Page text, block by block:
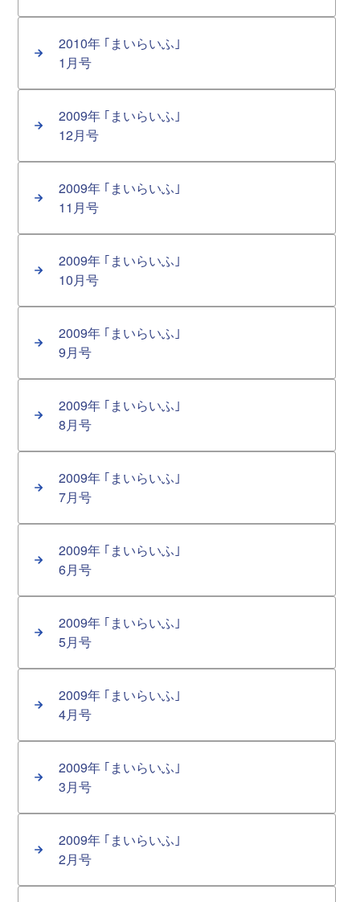
2010年 ｢まいらいふ｣
1月号
2009年 ｢まいらいふ｣
12月号
2009年 ｢まいらいふ｣
11月号
2009年 ｢まいらいふ｣
10月号
2009年 ｢まいらいふ｣
9月号
2009年 ｢まいらいふ｣
8月号
2009年 ｢まいらいふ｣
7月号
2009年 ｢まいらいふ｣
6月号
2009年 ｢まいらいふ｣
5月号
2009年 ｢まいらいふ｣
4月号
2009年 ｢まいらいふ｣
3月号
2009年 ｢まいらいふ｣
2月号